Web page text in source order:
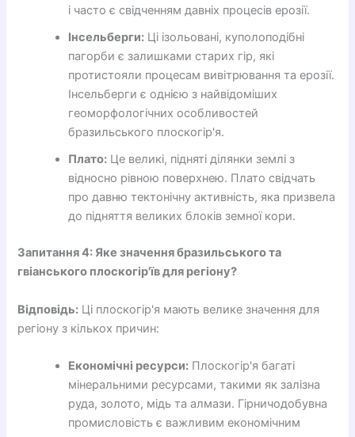
і часто є свідченням давніх процесів ерозії.
Інсельберги: Ці ізольовані, куполоподібні
пагорби є залишками старих гір, які
протистояли процесам вивітрювання та ерозії.
Інсельберги є однією з найвідоміших
геоморфологічних особливостей
бразильського плоскогір'я.
Плато: Це великі, підняті ділянки землі з
відносно рівною поверхнею. Плато свідчать
про давню тектонічну активність, яка призвела
до підняття великих блоків земної кори.
Запитання 4: Яке значення бразильського та
гвіанського плоскогір'їв для регіону?
Відповідь: Ці плоскогір'я мають велике значення для
регіону з кількох причин:
Економічні ресурси: Плоскогір'я багаті
мінеральними ресурсами, такими як залізна
руда, золото, мідь та алмази. Гірничодобувна
промисловість є важливим економічним